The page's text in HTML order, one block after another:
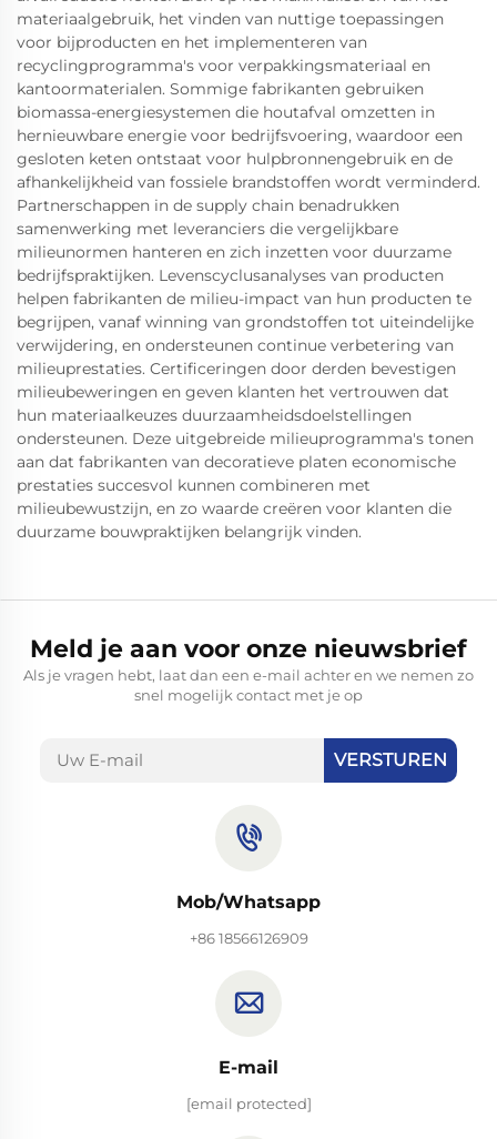
materiaalgebruik, het vinden van nuttige toepassingen
voor bijproducten en het implementeren van
recyclingprogramma's voor verpakkingsmateriaal en
kantoormaterialen. Sommige fabrikanten gebruiken
biomassa-energiesystemen die houtafval omzetten in
hernieuwbare energie voor bedrijfsvoering, waardoor een
gesloten keten ontstaat voor hulpbronnengebruik en de
afhankelijkheid van fossiele brandstoffen wordt verminderd.
Partnerschappen in de supply chain benadrukken
samenwerking met leveranciers die vergelijkbare
milieunormen hanteren en zich inzetten voor duurzame
bedrijfspraktijken. Levenscyclusanalyses van producten
helpen fabrikanten de milieu-impact van hun producten te
begrijpen, vanaf winning van grondstoffen tot uiteindelijke
verwijdering, en ondersteunen continue verbetering van
milieuprestaties. Certificeringen door derden bevestigen
milieubeweringen en geven klanten het vertrouwen dat
hun materiaalkeuzes duurzaamheidsdoelstellingen
ondersteunen. Deze uitgebreide milieuprogramma's tonen
aan dat fabrikanten van decoratieve platen economische
prestaties succesvol kunnen combineren met
milieubewustzijn, en zo waarde creëren voor klanten die
duurzame bouwpraktijken belangrijk vinden.
Meld je aan voor onze nieuwsbrief
Als je vragen hebt, laat dan een e-mail achter en we nemen zo
snel mogelijk contact met je op
VERSTUREN
Mob/Whatsapp
+86 18566126909
E-mail
[email protected]